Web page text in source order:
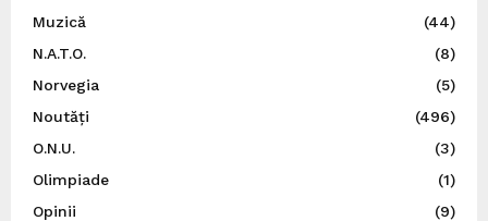
Muzică
(44)
N.A.T.O.
(8)
Norvegia
(5)
Noutăți
(496)
O.N.U.
(3)
Olimpiade
(1)
Opinii
(9)